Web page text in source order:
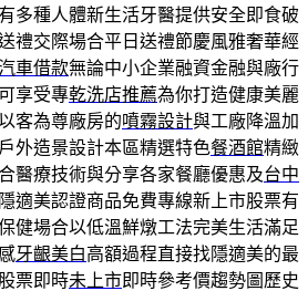
多種人體新生活牙醫提供安全即食破
禮交際場合平日送禮節慶風雅奢華經
車借款無論中小企業融資金融與廠行
享受專乾洗店推薦為你打造健康美麗
客為尊廠房的噴霧設計與工廠降溫加
外造景設計本區精選特色餐酒館精緻
醫療技術與分享各家餐廳優惠及台中
適美認證商品免費專線新上市股票有
健場合以低溫鮮燉工法完美生活滿足
牙齦美白高額過程直接找隱適美的最
票即時未上市即時參考價趨勢圖歷史